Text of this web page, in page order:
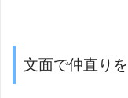
文面で仲直り